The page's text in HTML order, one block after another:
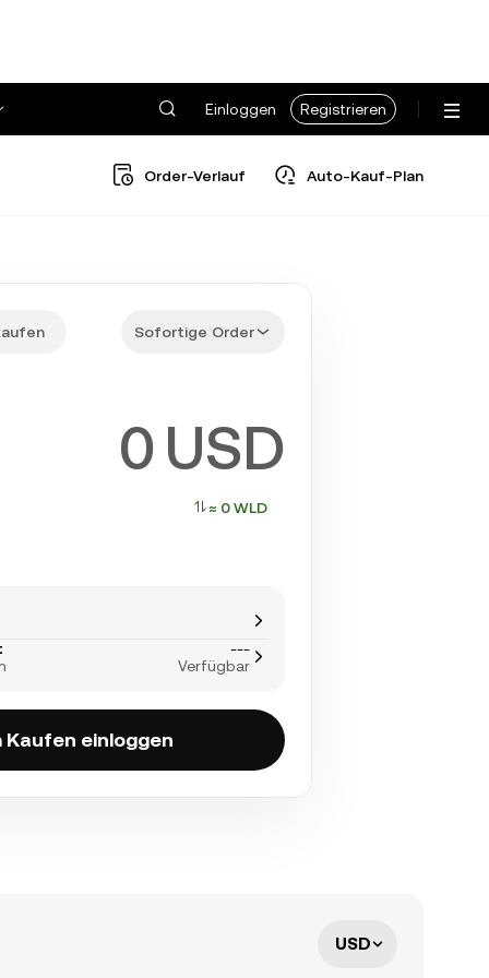
Einloggen Registrieren
Order-Verlauf Auto-Kauf-Plan
Sofortige Order
USD
≈ 0 WLD
---
Verfügbar
Kaufen einloggen
USD